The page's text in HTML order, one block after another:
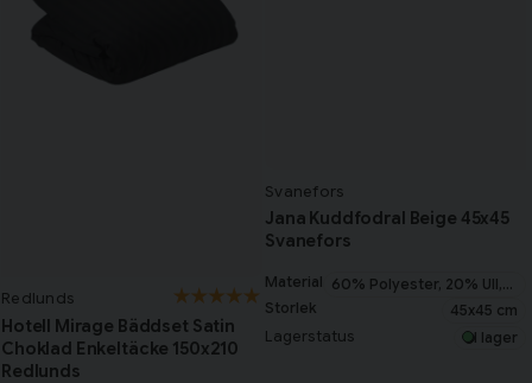
Redlunds
Hotell Mirage Bäddset Satin
Choklad Enkeltäcke 150x210
Redlunds
Svanefors
Jana Kuddfodral Beige 45x45
Svanefors
Material 60% Polyester, 20% Ull,
Storlek 45x45 cm
Lagerstatus I lager